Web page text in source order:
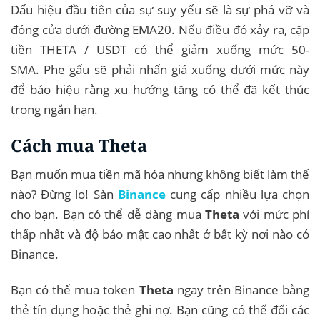
Dấu hiệu đầu tiên của sự suy yếu sẽ là sự phá vỡ và
đóng cửa dưới đường EMA20. Nếu điều đó xảy ra, cặp
tiền THETA / USDT có thể giảm xuống mức 50-
SMA. Phe gấu sẽ phải nhấn giá xuống dưới mức này
để báo hiệu rằng xu hướng tăng có thể đã kết thúc
trong ngắn hạn.
Cách mua Theta
Bạn muốn mua tiền mã hóa nhưng không biết làm thế
nào? Đừng lo! Sàn Binancecung cấp nhiều lựa chọn
cho bạn. Bạn có thể dễ dàng mua Theta với mức phí
thấp nhất và độ bảo mật cao nhất ở bất kỳ nơi nào có
Binance.
Bạn có thể mua token Theta ngay trên Binance bằng
thẻ tín dụng hoặc thẻ ghi nợ. Bạn cũng có thể đổi các